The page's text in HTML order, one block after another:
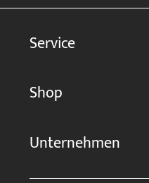
Service
Shop
Unternehmen